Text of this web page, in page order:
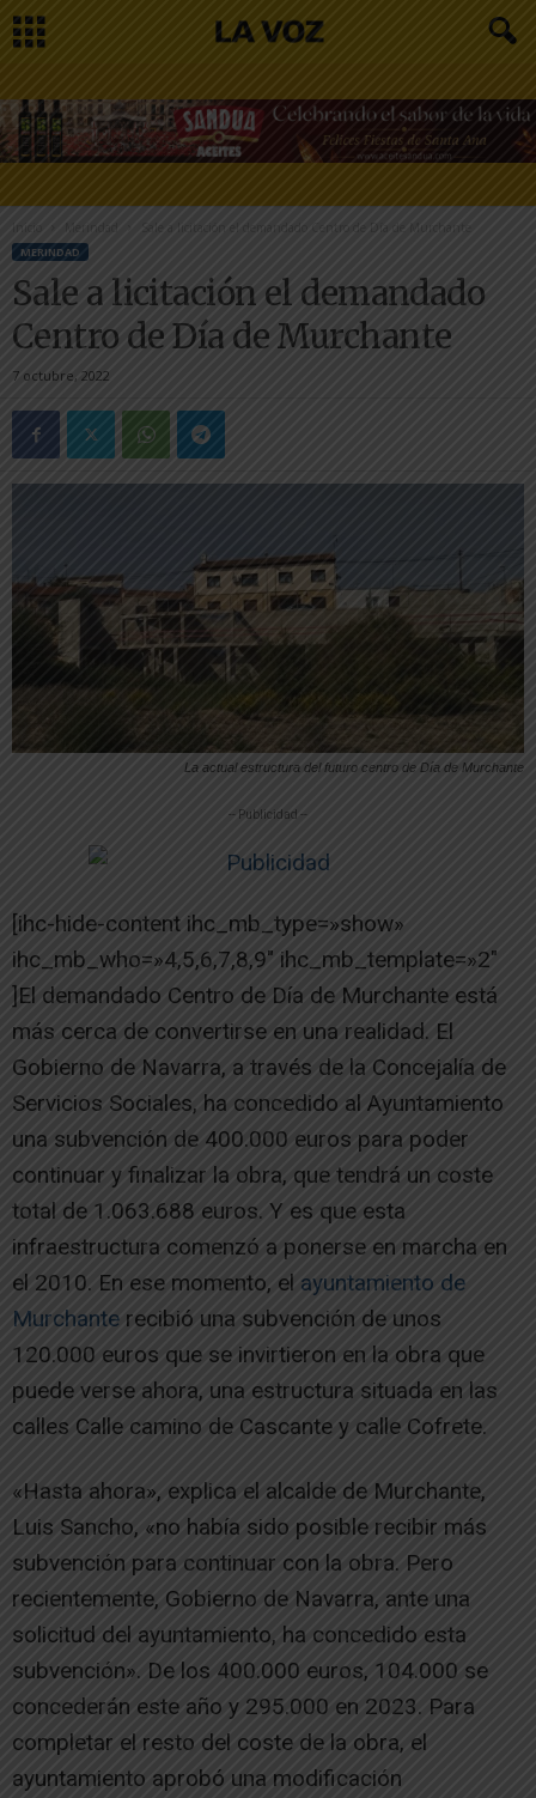
Inicio Sale a licitación el demandado Centro de Día de Murchante
MERINDAD
Sale a licitación el demandado
Centro de Día de Murchante
7 octubre, 2022
La actual estructura del futuro centro de Día de Murchante
-- Publicidad --
[ihc-hide-content ihc_mb_type=»show»
ihc_mb_who=»4,5,6,7,8,9″ ihc_mb_template=»2″
]El demandado Centro de Día de Murchante está
más cerca de convertirse en una realidad. El
Gobierno de Navarra, a través de la Concejalía de
Servicios Sociales, ha concedido al Ayuntamiento
una subvención de 400.000 euros para poder
continuar y finalizar la obra, que tendrá un coste
total de 1.063.688 euros. Y es que esta
infraestructura comenzó a ponerse en marcha en
el 2010. En ese momento, el ayuntamiento de
Murchante recibió una subvención de unos
120.000 euros que se invirtieron en la obra que
puede verse ahora, una estructura situada en las
calles Calle camino de Cascante y calle Cofrete.
«Hasta ahora», explica el alcalde de Murchante,
Luis Sancho, «no había sido posible recibir más
subvención para continuar con la obra. Pero
recientemente, Gobierno de Navarra, ante una
solicitud del ayuntamiento, ha concedido esta
subvención». De los 400.000 euros, 104.000 se
concederán este año y 295.000 en 2023. Para
completar el resto del coste de la obra, el
ayuntamiento aprobó una modificación